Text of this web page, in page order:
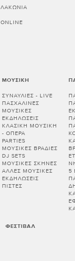
ΛΑΚΩΝΊΑ
ONLINE
ΜΟΥΣΙΚΉ
ΣΥΝΑΥΛΊΕΣ - LIVE
ΠΑΣΧΑΛΙΝΈΣ
ΜΟΥΣΙΚΈΣ
ΕΚΔΗΛΏΣΕΙΣ
ΚΛΑΣΙΚΉ ΜΟΥΣΙΚΉ
- ΌΠΕΡΑ
PARTIES
ΜΟΥΣΙΚΈΣ ΒΡΑΔΙΈΣ
DJ SETS
ΜΟΥΣΙΚΈΣ ΣΚΗΝΈΣ
ΆΛΛΕΣ ΜΟΥΣΙΚΈΣ
ΕΚΔΗΛΏΣΕΙΣ
ΠΊΣΤΕΣ
5
ΦΕΣΤΙΒΆΛ